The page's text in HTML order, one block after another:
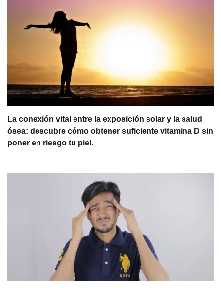
La conexión vital entre la exposición solar y la salud
ósea: descubre cómo obtener suficiente vitamina D sin
poner en riesgo tu piel.